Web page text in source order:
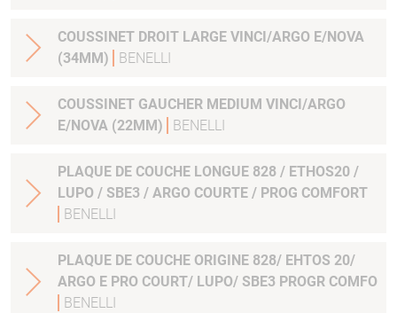
COUSSINET DROIT LARGE VINCI/ARGO E/NOVA
(34MM)
BENELLI
COUSSINET GAUCHER MEDIUM VINCI/ARGO
E/NOVA (22MM)
BENELLI
PLAQUE DE COUCHE LONGUE 828 / ETHOS20 /
LUPO / SBE3 / ARGO COURTE / PROG COMFORT
BENELLI
PLAQUE DE COUCHE ORIGINE 828/ EHTOS 20/
ARGO E PRO COURT/ LUPO/ SBE3 PROGR COMFO
BENELLI